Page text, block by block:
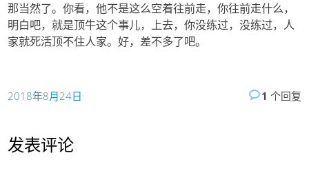
那当然了。你看，他不是这么空着往前走，你往前走什么，
明白吧，就是顶牛这个事儿，上去，你没练过，没练过，人
家就死活顶不住人家。好，差不多了吧。
2018年8月24日 1 个回复
发表评论